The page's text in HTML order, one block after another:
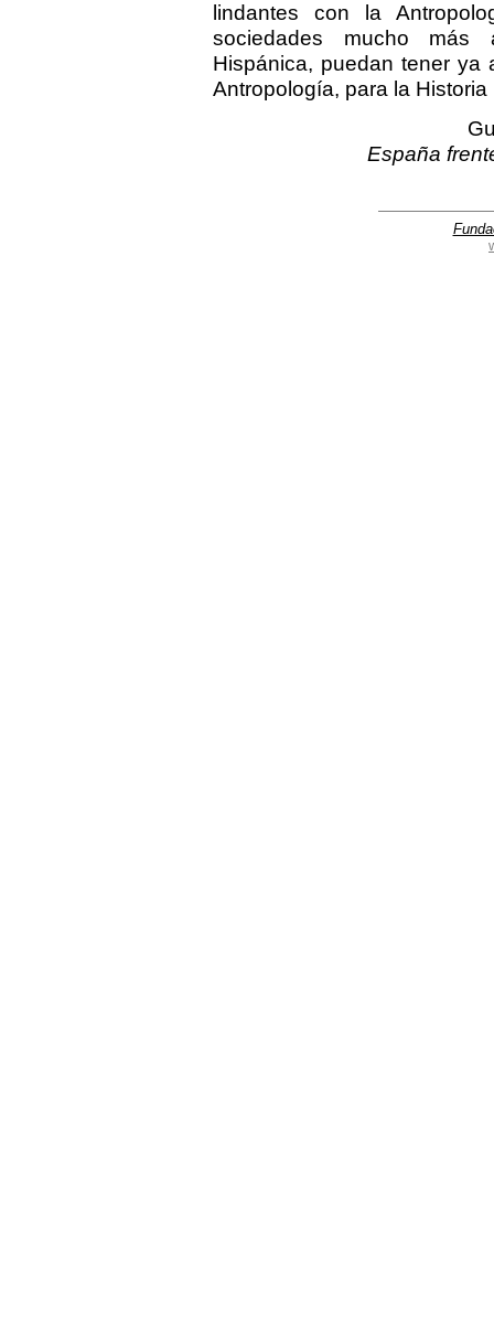
lindantes con la
sociedades mucho más
Hispánica, puedan tener ya
Antropología, para la Historia
España